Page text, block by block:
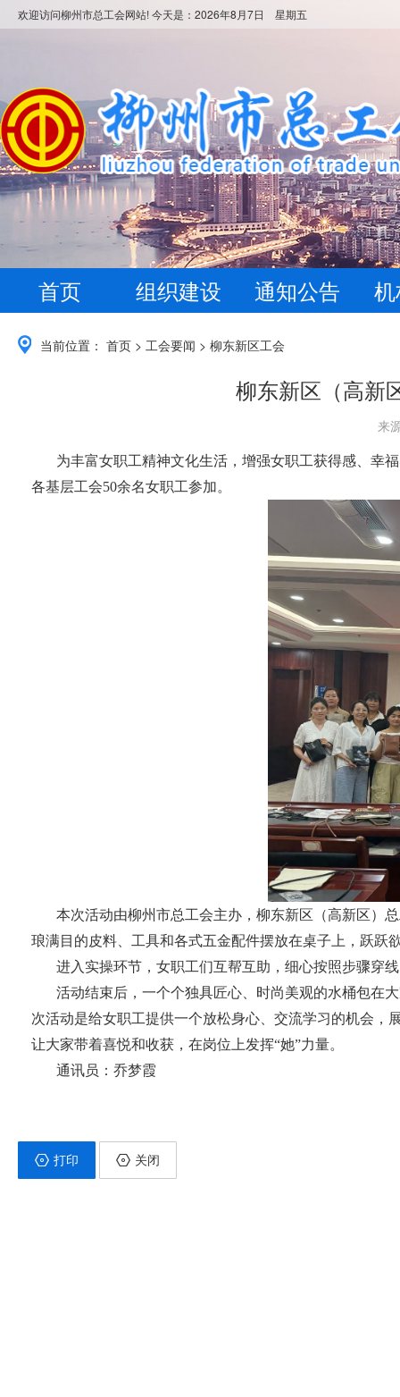
欢迎访问柳州市总工会网站! 今天是： 2026年8月7日 星期五
首页 组织建设 通知公告
当前位置： 首页 > 工会要闻 > 柳东新区工会
柳东新区（高新
来
为丰富女职工精神文化生活，增强女职工获得感、幸
各基层工会50余名女职工参加。
本次活动由柳州市总工会主办，柳东新区（高新区）
琅满目的皮料、工具和各式五金配件摆放在桌子上，跃跃
进入实操环节，女职工们互帮互助，细心按照步骤穿
活动结束后，一个个独具匠心、时尚美观的水桶包在
次活动是给女职工提供一个放松身心、交流学习的机会
让大家带着喜悦和收获，在岗位上发挥“她”力量。
通讯员：乔梦霞
打印 关闭